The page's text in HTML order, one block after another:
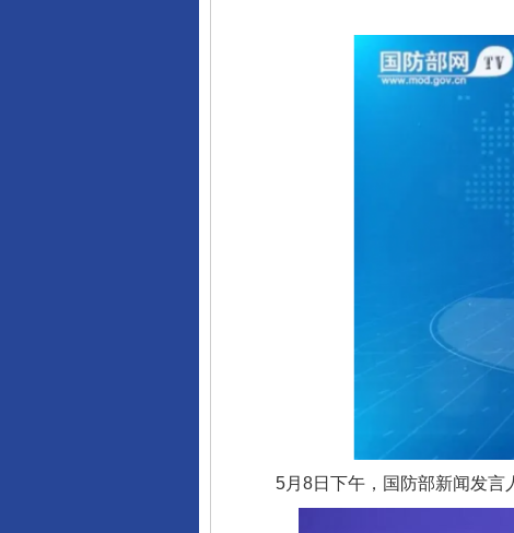
5月8日下午，国防部新闻发言人